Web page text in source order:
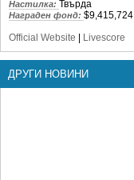
Настилка: Твърда
Награден фонд: $9,415,724
Official Website
Livescore
ДРУГИ НОВИНИ